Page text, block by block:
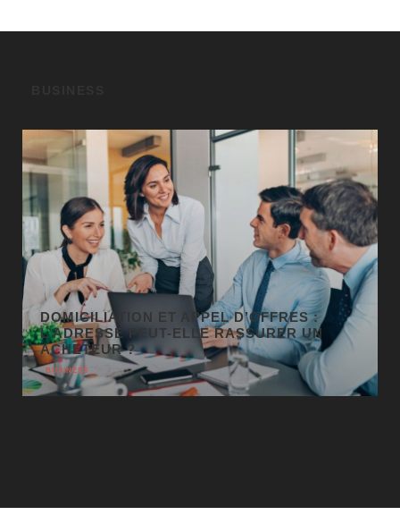
GÉO SEO : UN LEVIER
INCONTOURNABLE POUR LA VISIBILITÉ
LOCALE
BUSINESS